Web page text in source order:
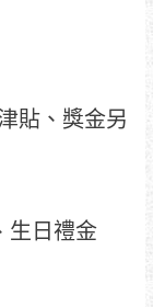
貼、獎金另
生日禮金